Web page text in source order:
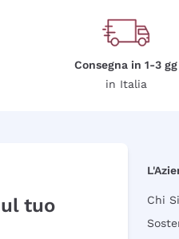
Consegna in 1-3 gg
in Italia
tuo
Chi